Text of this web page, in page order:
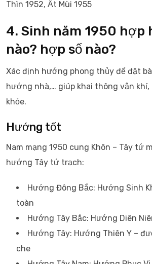
Thìn 1952, Ất Mùi 1955
4. Sinh năm 1950 hợp
nào? hợp số nào?
Xác định hướng phong thủy để đặt
hướng nhà,… giúp khai thông vận
khỏe.
Hướng tốt
Nam mạng 1950 cung Khôn – Tây tứ
hướng Tây tứ trạch:
Hướng Đông Bắc: Hướng Sinh
toàn
Hướng Tây Bắc: Hướng Diên
Hướng Tây: Hướng Thiên Y –
che